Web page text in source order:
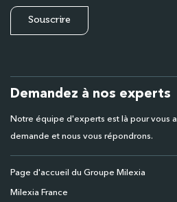
Demandez à nos experts
Notre équipe d'experts est là pour vous
demande et nous vous répondrons.
Page d'accueil du Groupe Milexia
Milexia France